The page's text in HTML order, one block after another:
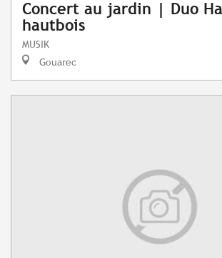
Concert au jardin | Duo
hautbois
MUSIK
Gouarec